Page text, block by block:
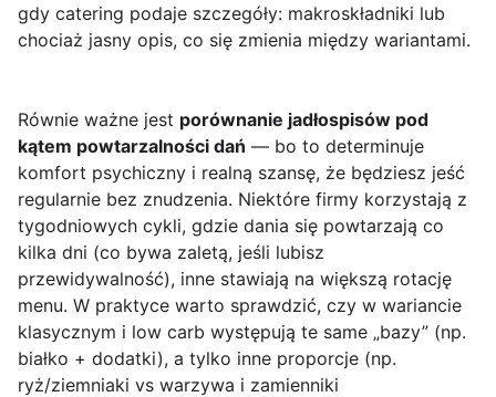
gdy catering podaje szczegóły: makroskładniki lub
chociaż jasny opis, co się zmienia między wariantami.
Równie ważne jest porównanie jadłospisów pod
kątem powtarzalności dań — bo to determinuje
komfort psychiczny i realną szansę, że będziesz jeść
regularnie bez znudzenia. Niektóre firmy korzystają z
tygodniowych cykli, gdzie dania się powtarzają co
kilka dni (co bywa zaletą, jeśli lubisz
przewidywalność), inne stawiają na większą rotację
menu. W praktyce warto sprawdzić, czy w wariancie
klasycznym i low carb występują te same „bazy” (np.
białko + dodatki), a tylko inne proporcje (np.
ryż/ziemniaki vs warzywa i zamienniki